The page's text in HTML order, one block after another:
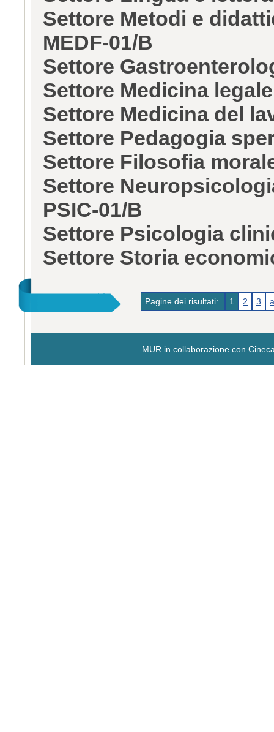
Settore Metodi e
MEDF-01/B
Settore
Settore Medicina
Settore Medicina del
Settore Pedagogia
Settore Filosofia
Settore
PSIC-01/B
Settore Psicologia
Settore Storia
Pagine dei risultati: 1 2 3
MUR in collaborazione con